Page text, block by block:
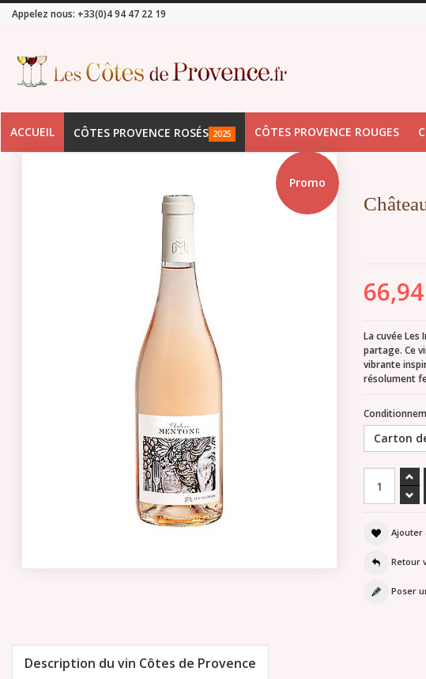
Appelez nous: +33(0)4 94 47 22 19
ACCUEIL CÔTES PROVENCE ROSÉS 2025 CÔTES PROVENCE ROUGES
Promo
La cuvée
partage. Ce
vibrante
résolument
Carton
Ajouter
Retour
Poser
Description du vin Côtes de Provence